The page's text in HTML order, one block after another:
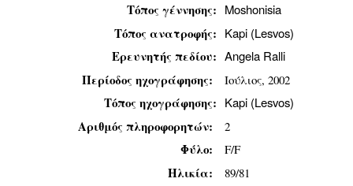
Τόπος γέννησης: Moshonisia
Τόπος ανατροφής: Kapi (Lesvos)
Ερευνητής πεδίου: Angela Ralli
Περίοδος ηχογράφησης: Ιούλιος, 2002
Τόπος ηχογράφησης: Κapi (Lesvos)
Αριθμός πληροφορητών: 2
Φύλο: F/F
Ηλικία: 89/81